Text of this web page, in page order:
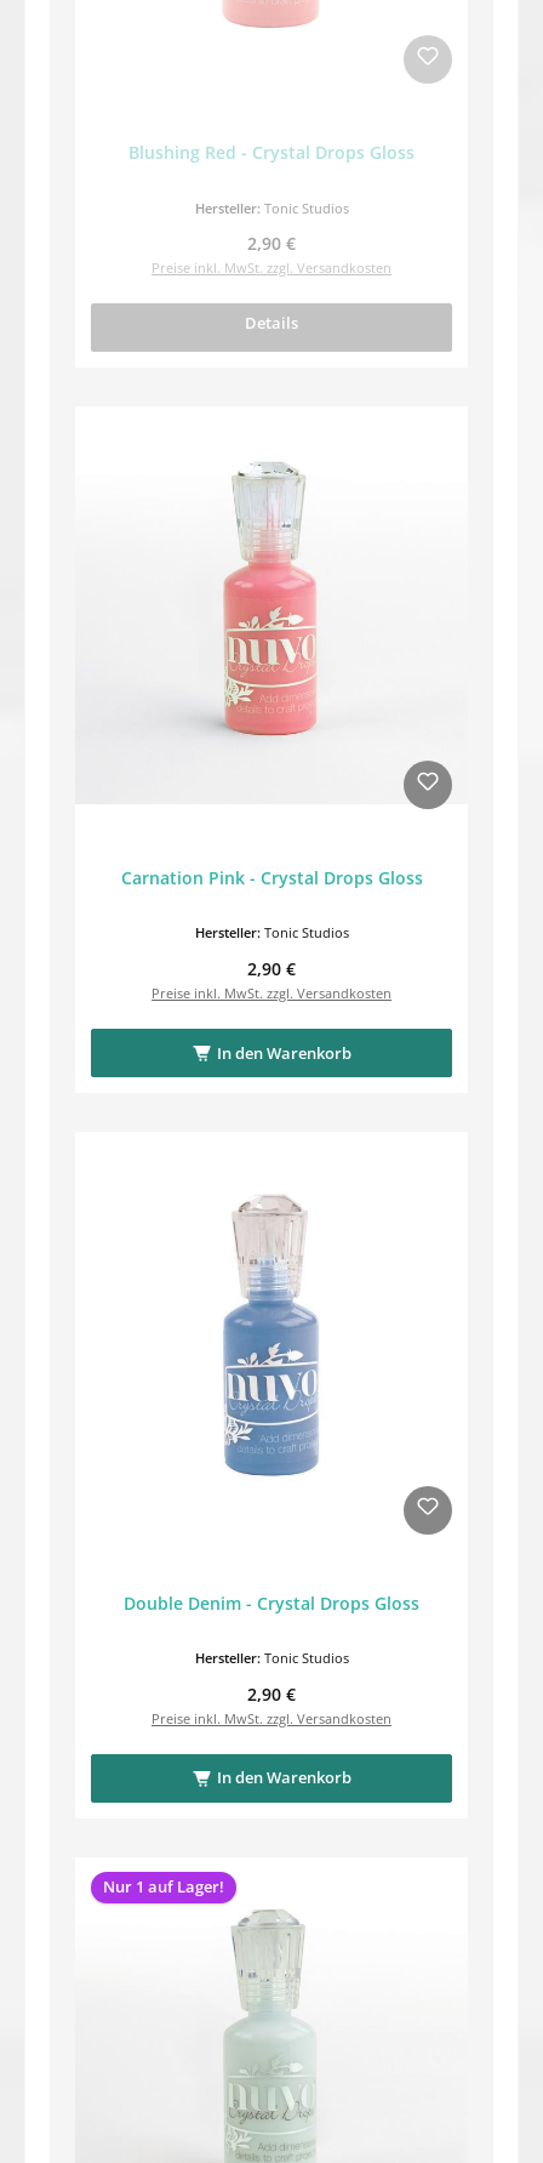
Blushing Red - Crystal Drops Gloss
Hersteller: Tonic Studios
Regulärer Preis:
2,90 €
Preise inkl. MwSt. zzgl. Versandkosten
Details
Carnation Pink - Crystal Drops Gloss
Hersteller: Tonic Studios
Regulärer Preis:
2,90 €
Preise inkl. MwSt. zzgl. Versandkosten
In den Warenkorb
Double Denim - Crystal Drops Gloss
Hersteller: Tonic Studios
Regulärer Preis:
2,90 €
Preise inkl. MwSt. zzgl. Versandkosten
In den Warenkorb
Nur 1 auf Lager!